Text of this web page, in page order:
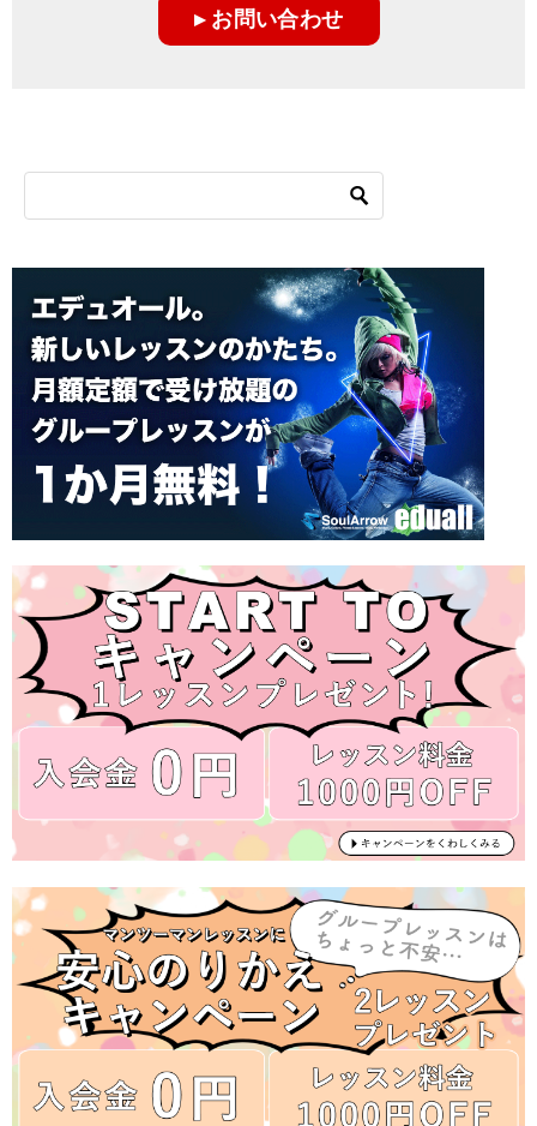
▸ お問い合わせ